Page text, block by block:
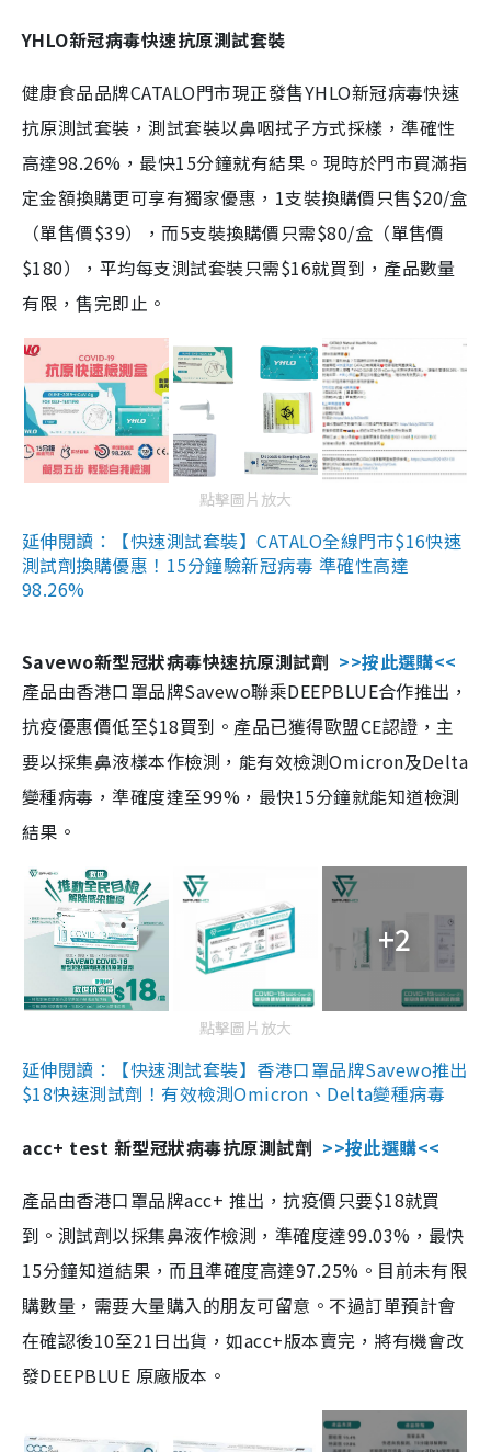
YHLO新冠病毒快速抗原測試套裝
健康食品品牌CATALO門市現正發售YHLO新冠病毒快速
抗原測試套裝，測試套裝以鼻咽拭子方式採樣，準確性
高達98.26%，最快15分鐘就有結果。現時於門市買滿指
定金額換購更可享有獨家優惠，1支裝換購價只售$20/盒
（單售價$39），而5支裝換購價只需$80/盒（單售價
$180），平均每支測試套裝只需$16就買到，產品數量
有限，售完即止。
點擊圖片放大
延伸閱讀：【快速測試套裝】CATALO全線門市$16快速
測試劑換購優惠！15分鐘驗新冠病毒 準確性高達
98.26%
Savewo新型冠狀病毒快速抗原測試劑 >>按此選購<<
產品由香港口罩品牌Savewo聯乘DEEPBLUE合作推出，
抗疫優惠價低至$18買到。產品已獲得歐盟CE認證，主
要以採集鼻液樣本作檢測，能有效檢測Omicron及Delta
變種病毒，準確度達至99%，最快15分鐘就能知道檢測
結果。
+2
點擊圖片放大
延伸閱讀：【快速測試套裝】香港口罩品牌Savewo推出
$18快速測試劑！有效檢測Omicron、Delta變種病毒
acc+ test 新型冠狀病毒抗原測試劑 >>按此選購<<
產品由香港口罩品牌acc+ 推出，抗疫價只要$18就買
到。測試劑以採集鼻液作檢測，準確度達99.03%，最快
15分鐘知道結果，而且準確度高達97.25%。目前未有限
購數量，需要大量購入的朋友可留意。不過訂單預計會
在確認後10至21日出貨，如acc+版本賣完，將有機會改
發DEEPBLUE 原廠版本。